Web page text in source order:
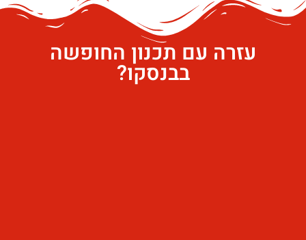
עזרה עם תכנון החופשה
בבנסקו?